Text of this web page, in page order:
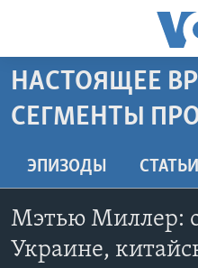
Перейти
на
основной
Перейти
к
основной
навигации
Перейти
ПРОГРАММЫ
АМЕРИКА
ИТОГИ
ПОЧЕМУ ЭТО ВАЖНО?
ПРОЕКТЫ
НАША АМЕРИКАНСКАЯ
А КАК В АМЕРИКЕ?
ЭКСПЕРТИЗА
ИНТЕРВЬЮ
ФАКТЫ ПРОТИВ ФЕЙКОВ
НАСТОЯЩЕЕ
СЕГМЕНТЫ
ЭПИЗОДЫ СТАТЬИ
Мэтью Миллер:
Украине,